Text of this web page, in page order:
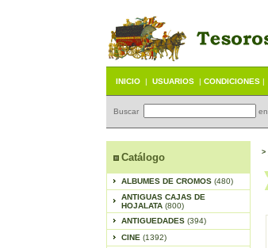
INICIO | USUARIOS | CONDICIONES |
Buscar en
Catálogo
ALBUMES DE CROMOS (480)
ANTIGUAS CAJAS DE
HOJALATA (800)
ANTIGUEDADES (394)
CINE (1392)
>